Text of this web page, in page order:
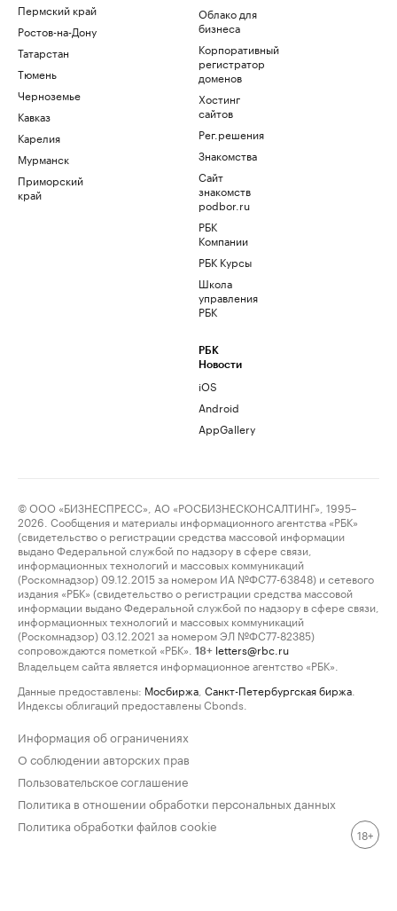
Пермский край
Ростов-на-Дону
Татарстан
Тюмень
Черноземье
Кавказ
Карелия
Мурманск
Приморский
край
Облако для
бизнеса
Корпоративный
регистратор
доменов
Хостинг
сайтов
Рег.решения
Знакомства
Сайт
знакомств
podbor.ru
РБК
Компании
РБК Курсы
Школа
управления
РБК
РБК
Новости
iOS
Android
AppGallery
© ООО «БИЗНЕСПРЕСС», АО «РОСБИЗНЕСКОНСАЛТИНГ», 1995–
2026. Сообщения и материалы информационного агентства «РБК»
(свидетельство о регистрации средства массовой информации
выдано Федеральной службой по надзору в сфере связи,
информационных технологий и массовых коммуникаций
(Роскомнадзор) 09.12.2015 за номером ИА №ФС77-63848) и сетевого
издания «РБК» (свидетельство о регистрации средства массовой
информации выдано Федеральной службой по надзору в сфере связи,
информационных технологий и массовых коммуникаций
(Роскомнадзор) 03.12.2021 за номером ЭЛ №ФС77-82385)
сопровождаются пометкой «РБК».
18+ letters@rbc.ru
Владельцем сайта является информационное агентство «РБК».
Данные предоставлены: Мосбиржа Санкт-Петербургская биржа
Индексы облигаций предоставлены Cbonds.
Информация об ограничениях
О соблюдении авторских прав
Пользовательское соглашение
Политика в отношении обработки персональных данных
Политика обработки файлов cookie
18+